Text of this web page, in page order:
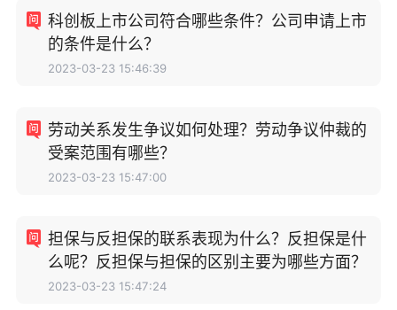
科创板上市公司符合哪些条件？公司申请上市
的条件是什么？
2023-03-23 15:46:39
劳动关系发生争议如何处理？劳动争议仲裁的
受案范围有哪些？
2023-03-23 15:47:00
担保与反担保的联系表现为什么？反担保是什
么呢？反担保与担保的区别主要为哪些方面？
2023-03-23 15:47:24